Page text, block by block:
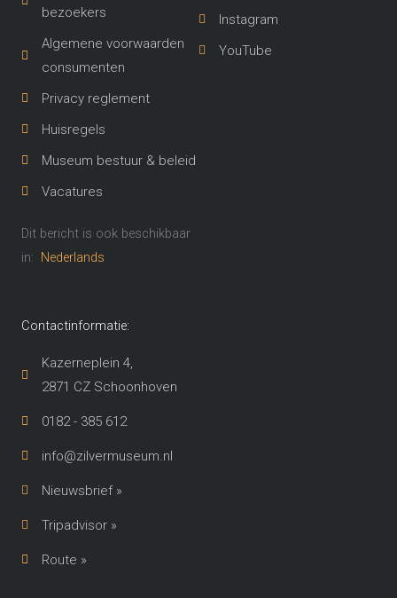
bezoekers
Algemene voorwaarden
consumenten
Privacy reglement
Huisregels
Museum bestuur & beleid
Vacatures
Dit bericht is ook beschikbaar
in: Nederlands
Instagram
YouTube
Contactinformatie:
Kazerneplein 4,
2871 CZ Schoonhoven​
0182 - 385 612
info@zilvermuseum.nl
Nieuwsbrief »
Tripadvisor »
Route »